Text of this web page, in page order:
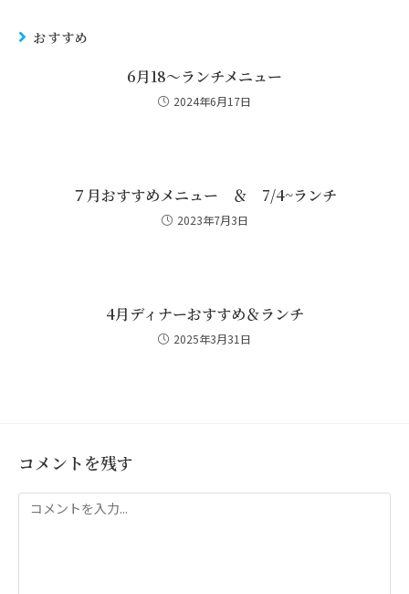
おすすめ
6月18～ランチメニュー
2024年6月17日
７月おすすめメニュー ＆ 7/4~ランチ
2023年7月3日
4月ディナーおすすめ＆ランチ
2025年3月31日
コメントを残す